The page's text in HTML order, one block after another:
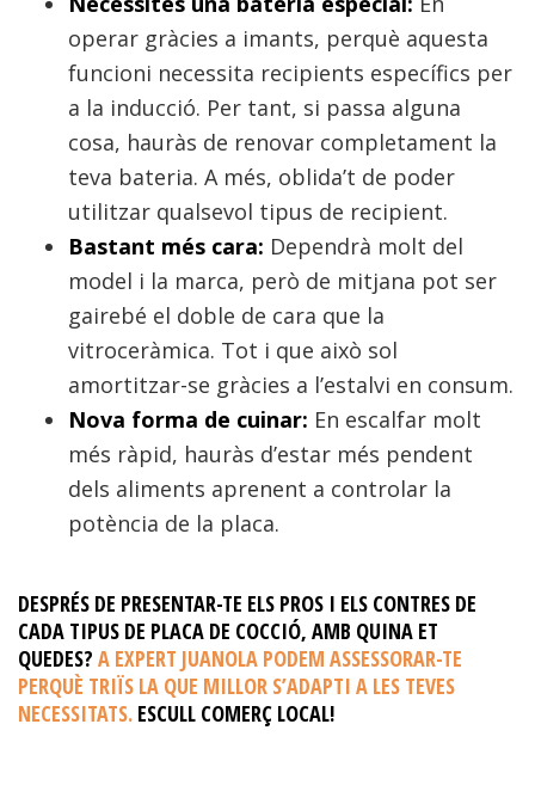
operar gràcies a imants, perquè aquesta
funcioni necessita recipients específics per
a la inducció. Per tant, si passa alguna
cosa, hauràs de renovar completament la
teva bateria. A més, oblida’t de poder
utilitzar qualsevol tipus de recipient.
Bastant més cara: Dependrà molt del
model i la marca, però de mitjana pot ser
gairebé el doble de cara que la
vitroceràmica. Tot i que això sol
amortitzar-se gràcies a l’estalvi en consum.
Nova forma de cuinar: En escalfar molt
més ràpid, hauràs d’estar més pendent
dels aliments aprenent a controlar la
potència de la placa.
DESPRÉS DE PRESENTAR-TE ELS PROS I ELS CONTRES DE
CADA TIPUS DE PLACA DE COCCIÓ, AMB QUINA ET
QUEDES? A EXPERT JUANOLA PODEM ASSESSORAR-TE
PERQUÈ TRIÏS LA QUE MILLOR S’ADAPTI A LES TEVES
NECESSITATS. ESCULL COMERÇ LOCAL!